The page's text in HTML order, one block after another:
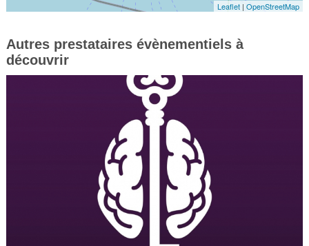
Leaflet |OpenStreetMap
Autres prestataires évènementiels à
découvrir